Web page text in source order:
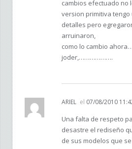
cambios efectuado no
version primitiva tengo
detalles pero
arruinaron,
como lo cambio
joder,……………….
ARIEL el 07/08/2010
Una falta de respeto
desastre el rediseño
de sus modelos que